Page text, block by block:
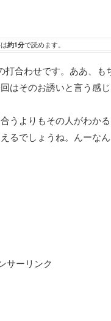
約1分で読めます。
合わせです。ああ、も
はそのお誘いと言う感
うよりもその人がわか
るでしょうね。んーな
サーリンク